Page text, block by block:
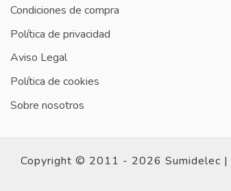
Condiciones de compra
Política de privacidad
Aviso Legal
Política de cookies
Sobre nosotros
Copyright © 2011 - 2026 Sumidelec |